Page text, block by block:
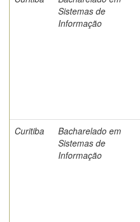
Sistemas de
Informação
Curitiba
Bacharelado em
Sistemas de
Informação